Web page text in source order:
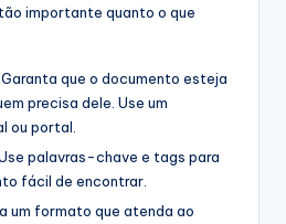
importante quanto o que
Garanta que o documento esteja
precisa dele. Use um
ou portal.
palavras-chave e tags para
fácil de encontrar.
um formato que atenda ao